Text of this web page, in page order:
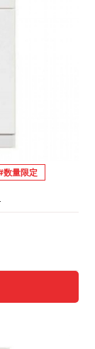
数量限定